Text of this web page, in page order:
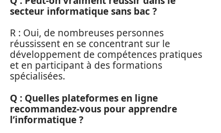
secteur informatique sans bac ?
R : Oui, de nombreuses personnes
réussissent en se concentrant sur le
développement de compétences pratiques
et en participant à des formations
spécialisées.
Q : Quelles plateformes en ligne
recommandez-vous pour apprendre
l’informatique ?